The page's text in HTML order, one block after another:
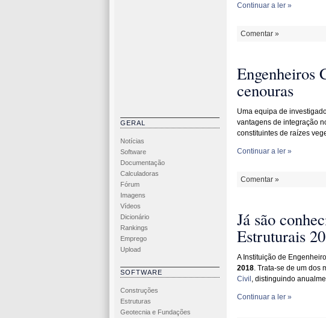
GERAL
Notícias
Software
Documentação
Calculadoras
Fórum
Imagens
Vídeos
Dicionário
Rankings
Emprego
Upload
SOFTWARE
Construções
Estruturas
Geotecnia e Fundações
Continuar a ler »
Comentar »
Engenheiros
cenouras
Uma equipa de
vantagens de integração
constituintes de raízes
Continuar a ler »
Comentar »
Já são
Estruturais
A Instituição de
2018. Trata-se de um dos
Civil , distinguindo
Continuar a ler »